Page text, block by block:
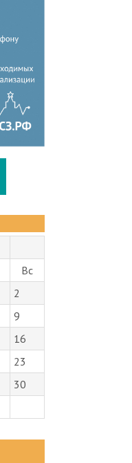
Вс
2
9
16
23
30